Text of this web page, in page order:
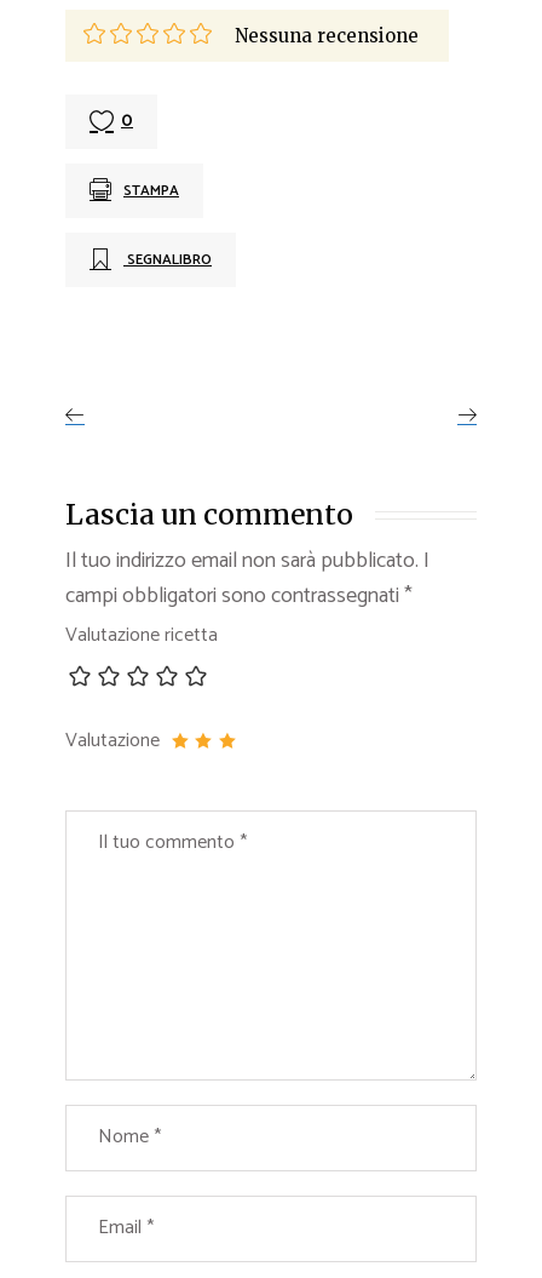
Nessuna recensione
0
STAMPA
SEGNALIBRO
Lascia un commento
Il tuo indirizzo email non sarà pubblicato. I
campi obbligatori sono contrassegnati*
Valutazione ricetta
Valutazione